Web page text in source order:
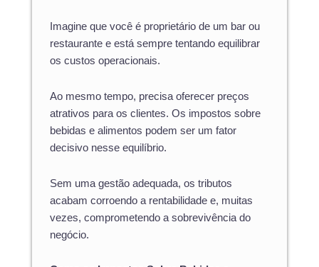
Imagine que você é proprietário de um bar ou
restaurante e está sempre tentando equilibrar
os custos operacionais.
Ao mesmo tempo, precisa oferecer preços
atrativos para os clientes. Os impostos sobre
bebidas e alimentos podem ser um fator
decisivo nesse equilíbrio.
Sem uma gestão adequada, os tributos
acabam corroendo a rentabilidade e, muitas
vezes, comprometendo a sobrevivência do
negócio.